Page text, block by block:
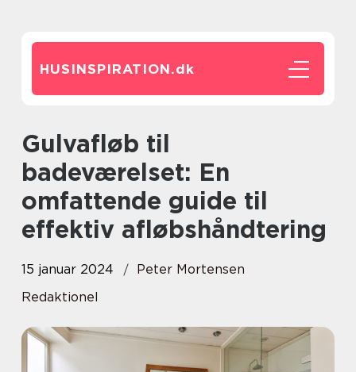
HUSINSPIRATION.dk
Gulvafløb til
badeværelset: En
omfattende guide til
effektiv afløbshåndtering
15 januar 2024
Peter Mortensen
Redaktionel